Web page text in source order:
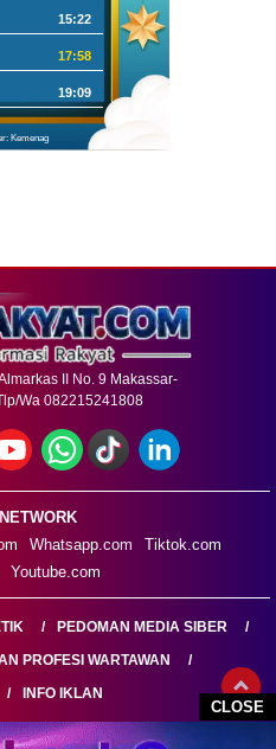
CLOSE
15:22
17:58
19:09
Kemenag
II No. 9 Makassar-
Wa 082215241808
Whatsapp.com
Tiktok.com
Youtube.com
PEDOMAN MEDIA SIBER
PROFESI WARTAWAN
INFO IKLAN